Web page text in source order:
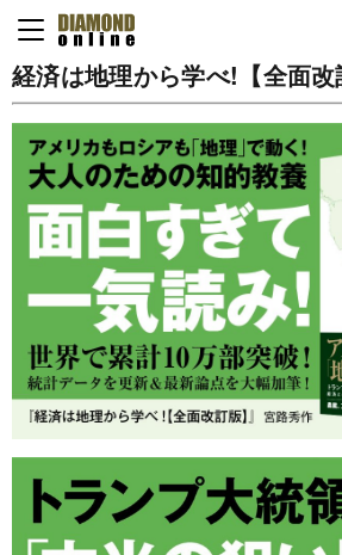
経済は地理から学べ!【全面改